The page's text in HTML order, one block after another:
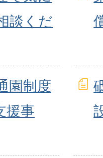
談くだ
園制度
援事